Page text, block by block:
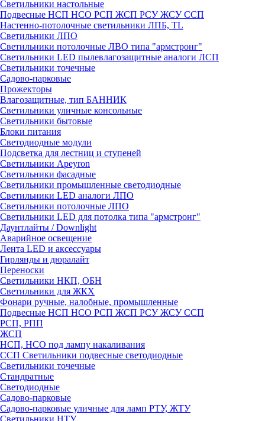
Светильники настольные
Подвесные НСП НСО РСП ЖСП РСУ ЖСУ ССП
Настенно-потолочные светильники ЛПБ, TL
Светильники ЛПО
Светильники потолочные ЛВО типа "армстронг"
Светильники LED пылевлагозащитные аналоги ЛСП
Светильники точечные
Садово-парковые
Прожекторы
Влагозащитные, тип БАННИК
Светильники уличные консольные
Светильники бытовые
Блоки питания
Светодиодные модули
Подсветка для лестниц и ступеней
Светильники Apeyron
Светильники фасадные
Светильники промышленные светодиодные
Светильники LED аналоги ЛПО
Светильники потолочные ЛПО
Светильники LED для потолка типа "армстронг"
Даунтлайты / Downlight
Аварийное освещение
Лента LED и аксессуары
Гирлянды и дюралайт
Переноски
Светильники НКП, ОБН
Светильники для ЖКХ
Фонари ручные, налобные, промышленные
Подвесные НСП НСО РСП ЖСП РСУ ЖСУ ССП
РСП, РПП
ЖСП
НСП, НСО под лампу накаливания
ССП Светильники подвесные светодиодные
Светильники точечные
Стандратные
Светодиодные
Садово-парковые
Садово-парковые уличные для ламп РТУ, ЖТУ
Светильники НТУ